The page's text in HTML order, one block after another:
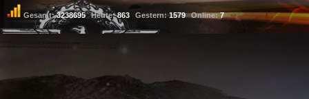
Gesamt:3238695 Heute:863 Gestern:1579 Online:7